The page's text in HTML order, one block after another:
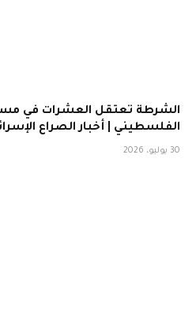
الشرطة تعتقل العشرات في
الفلسطيني | أخبار الصراع
30 يوليو، 2026